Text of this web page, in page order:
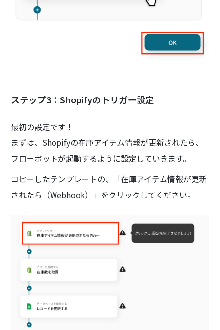
ステップ3：Shopifyのトリガー設定
最初の設定です！
まずは、Shopifyの在庫アイテム情報が更新されたら、
フローボットが起動するように設定していきます。
コピーしたテンプレートの、「在庫アイテム情報が更新
されたら（Webhook）」をクリックしてください。